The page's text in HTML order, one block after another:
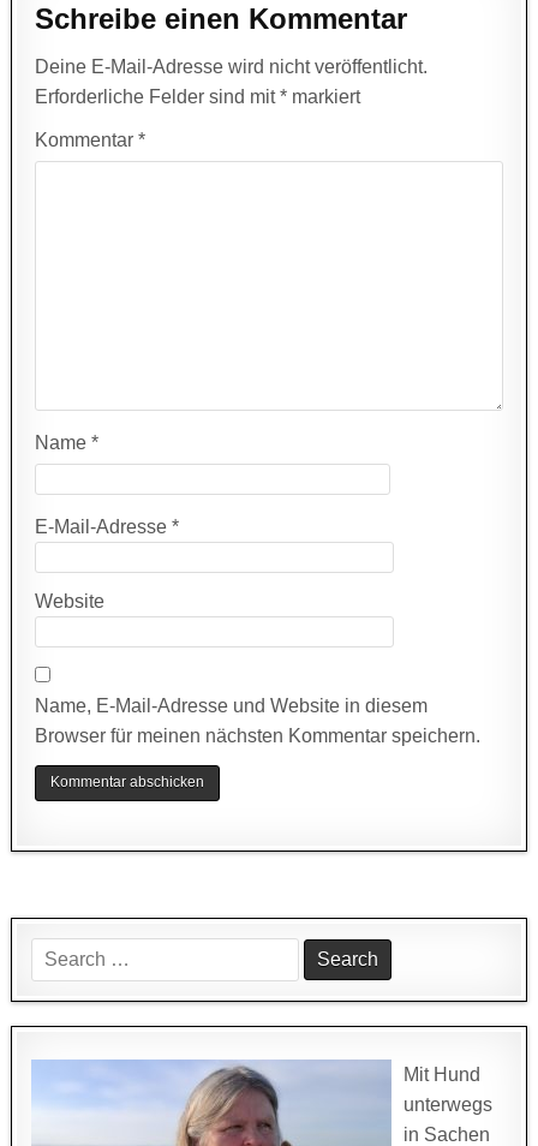
Schreibe einen Kommentar
Deine E-Mail-Adresse wird nicht veröffentlicht.
Erforderliche Felder sind mit* markiert
Kommentar*
Name*
E-Mail-Adresse*
Website
Name, E-Mail-Adresse und Website in diesem
Browser für meinen nächsten Kommentar speichern.
Search
for:
Mit Hund
unterwegs
in Sachen